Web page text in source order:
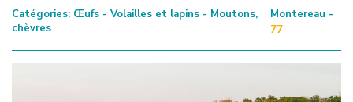
Catégories: Œufs - Volailles et lapins - Moutons,
chèvres
Montereau -
77